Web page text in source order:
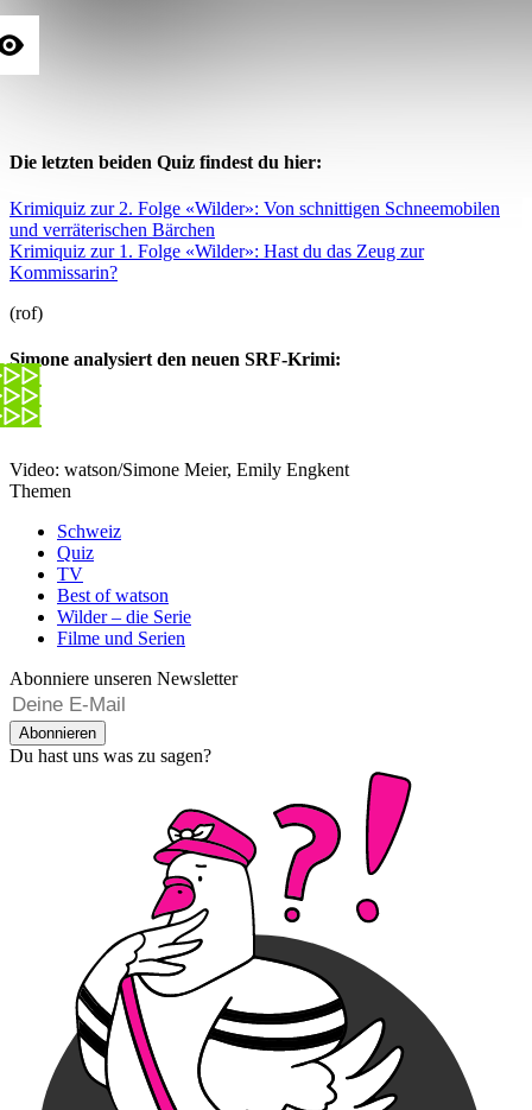
Die letzten beiden Quiz findest du hier:
Krimiquiz zur 2. Folge «Wilder»: Von schnittigen Schneemobilen
und verräterischen Bärchen
Krimiquiz zur 1. Folge «Wilder»: Hast du das Zeug zur
Kommissarin?
(rof)
Simone analysiert den neuen SRF-Krimi:
Video: watson/Simone Meier, Emily Engkent
Themen
Schweiz
Quiz
TV
Best of watson
Wilder – die Serie
Filme und Serien
Abonniere unseren Newsletter
Abonnieren
Du hast uns was zu sagen?